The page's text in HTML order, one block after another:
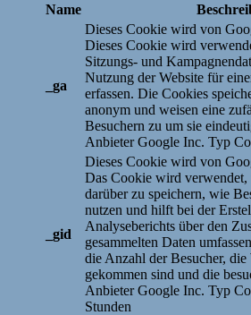
Name
_ga
Dieses Cookie wird von
Dieses Cookie wird
Sitzungs- und
Nutzung der Website für
erfassen. Die Cookies
anonym und weisen eine
Besuchern zu um sie
Anbieter Google Inc. Typ
_gid
Dieses Cookie wird von
Das Cookie wird
darüber zu speichern, wie
nutzen und hilft bei der
Analyseberichts über den
gesammelten Daten
die Anzahl der Besucher, die
gekommen sind und die
Anbieter Google Inc. Typ
Stunden